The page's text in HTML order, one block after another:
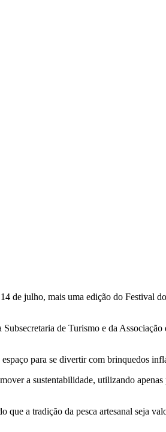
de julho, mais uma edição do Festival
de Turismo e da
para se divertir com brinquedos
a sustentabilidade, utilizando
a tradição da pesca artesanal seja